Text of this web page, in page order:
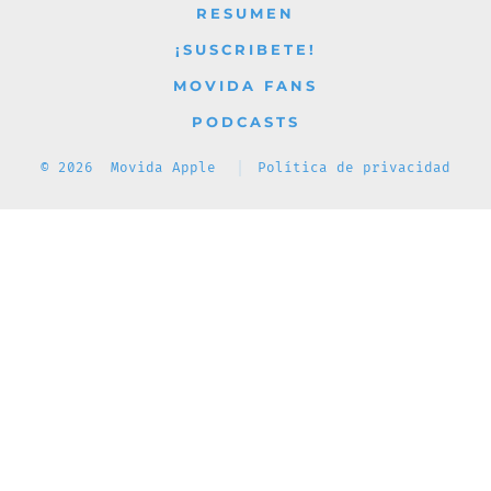
RESUMEN
¡SUSCRIBETE!
MOVIDA FANS
PODCASTS
© 2026Movida Apple Política de privacidad